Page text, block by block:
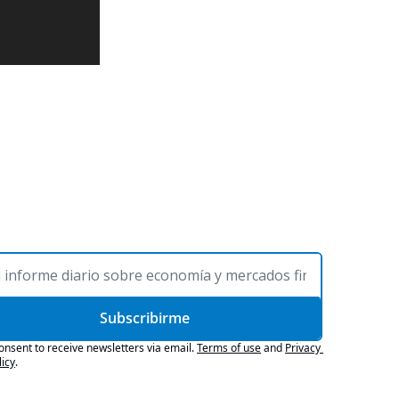
Subscribirme
to receive newsletters via email.Terms of useand Privacy
.